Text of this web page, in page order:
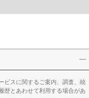
ビスに関するご案内、調査、統
歴とあわせて利用する場合があ